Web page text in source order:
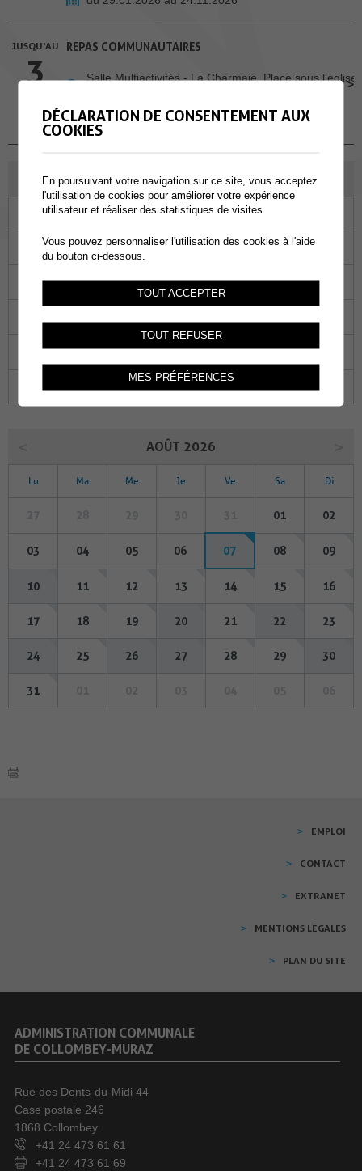
JUSQU'AU
3
REPAS COMMUNAUTAIRES
Salle Multiactivités - La Charmaie, Place sous l'église
du 29.01.2026 au 03.12.2026
JUILLET 2026
Ma Me Je Ve
30 01 02 03 04
07 08 09 10 11
21 22 23 24 25
AOÛT 2026
Lu Ma Me Je Ve Sa Di
01 02
03 04 05 06 07 08 09
10 11 12 13 14 15 16
17 18 19 20 21 22 23
24 25 26 27 28 29 30
31
EMPLOI
CONTACT
EXTRANET
MENTIONS LÉGALES
PLAN DU SITE
ADMINISTRATION COMMUNALE
DE COLLOMBEY-MURAZ
Rue des Dents-du-Midi 44
Case postale 246
1868 Collombey
+41 24 473 61 61
+41 24 473 61 69
DÉCLARATION DE CONSENTEMENT AUX
COOKIES
En poursuivant votre navigation sur ce site, vous acceptez
l'utilisation de cookies pour améliorer votre expérience
utilisateur et réaliser des statistiques de visites.
Vous pouvez personnaliser l'utilisation des cookies à l'aide
du bouton ci-dessous.
TOUT ACCEPTER
TOUT REFUSER
MES PRÉFÉRENCES